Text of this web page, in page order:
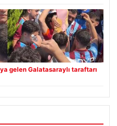
gelen Galatasaraylı taraftarı